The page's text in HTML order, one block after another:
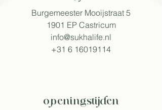
Burgemeester Mooijstraat 5
1901 EP Castricum​
info@sukhalife.nl
+31 6 16019114
openingstijden